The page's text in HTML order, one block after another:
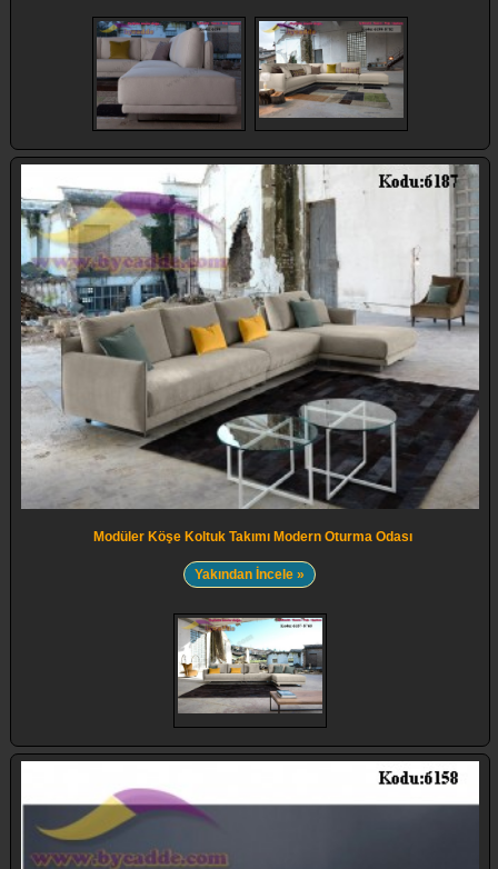
Modüler Köşe Koltuk Takımı Modern Oturma Odası
Yakından İncele »